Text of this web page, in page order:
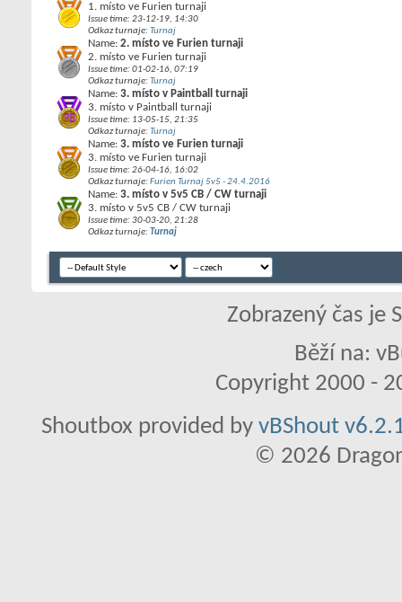
1. místo ve Furien turnaji
Issue time: 23-12-19, 14:30
Odkaz turnaje: Turnaj
Name: 2. místo ve Furien turnaji
2. místo ve Furien turnaji
Issue time: 01-02-16, 07:19
Odkaz turnaje: Turnaj
Name: 3. místo v Paintball turnaji
3. místo v Paintball turnaji
Issue time: 13-05-15, 21:35
Odkaz turnaje: Turnaj
Name: 3. místo ve Furien turnaji
3. místo ve Furien turnaji
Issue time: 26-04-16, 16:02
Odkaz turnaje: Furien Turnaj 5v5 - 24.4.2016
Name: 3. místo v 5v5 CB / CW turnaji
3. místo v 5v5 CB / CW turnaji
Issue time: 30-03-20, 21:28
Odkaz turnaje: Turnaj
Zobrazený čas je
Běží na:
Copyright 2000 -
Shoutbox provided by vBShout
© 2026